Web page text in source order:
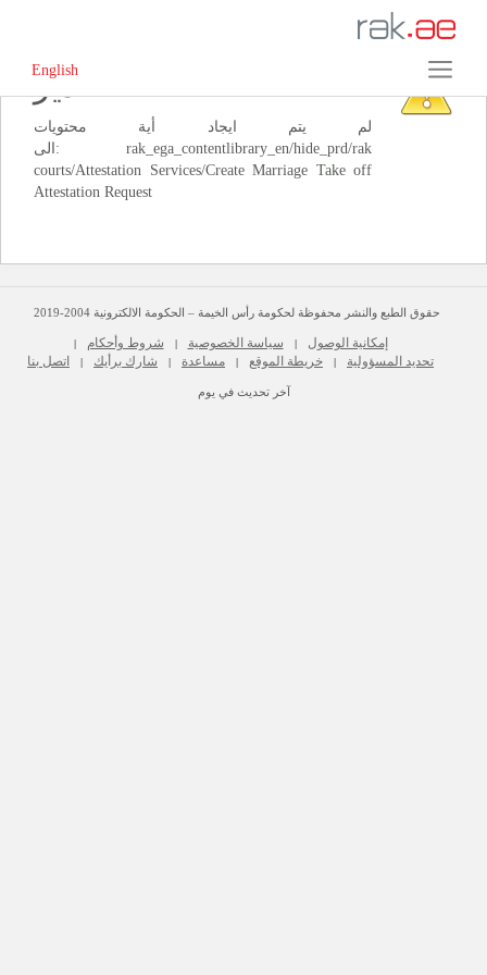
English
‏تحذير‏
لم يتم ايجاد أية محتويات
الى: ‭rak_ega_contentlibrary_en/hide_prd/rak
courts/Attestation Services/Create Marriage Take off
حقوق الطبع والنشر محفوظة لحكومة رأس الخيمة – الحكومة الالكترونية 2004-2019
إمكانية الوصول | سياسة الخصوصية | شروط وأحكام |
تحديد المسؤولية | خريطة الموقع | مساعدة | شارك برأيك | اتصل بنا
آخر تحديث في يوم